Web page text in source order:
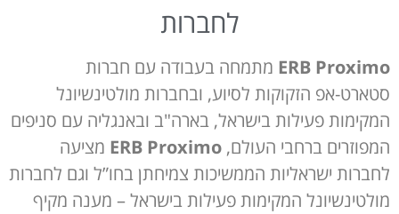
לחברות
ERB Proximo מתמחה בעבודה עם חברות
סטארט-אפ הזקוקות לסיוע, ובחברות מולטינשיונל
המקימות פעילות בישראל, בארה"ב ובאנגליה עם סניפים
המפוזרים ברחבי העולם, ERB Proximo מציעה
לחברות ישראליות הממשיכות צמיחתן בחו”ל וגם לחברות
מולטינשיונל המקימות פעילות בישראל – מענה מקיף